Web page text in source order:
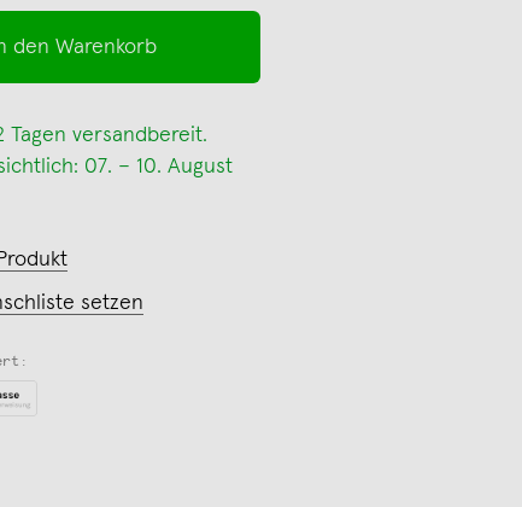
den Warenkorb
Tagen versandbereit.
07. – 10. August
setzen